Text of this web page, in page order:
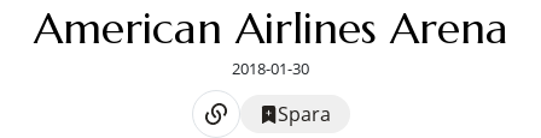
American Airlines Arena
2018-01-30
Spara